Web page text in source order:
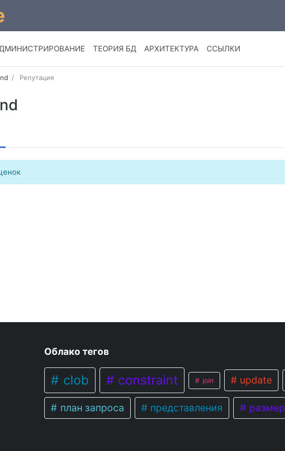
ТЕОРИЯ БД АРХИТЕКТУРА ССЫЛКИ
Репутация
Облако тегов
clob constraint join update
план запроса представления размер